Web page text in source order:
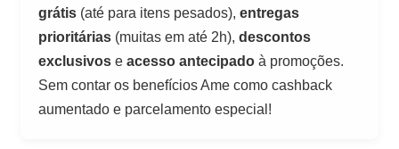
grátis (até para itens pesados), entregas
prioritárias (muitas em até 2h), descontos
exclusivos e acesso antecipado à promoções.
Sem contar os benefícios Ame como cashback
aumentado e parcelamento especial!